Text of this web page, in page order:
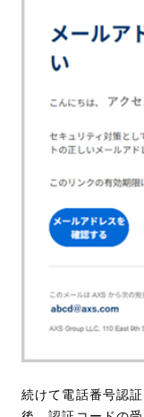
続けて電話番号認